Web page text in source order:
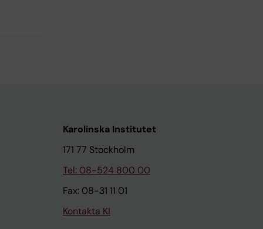
Karolinska Institutet
171 77 Stockholm
Tel: 08-524 800 00
Fax: 08-31 11 01
Kontakta KI